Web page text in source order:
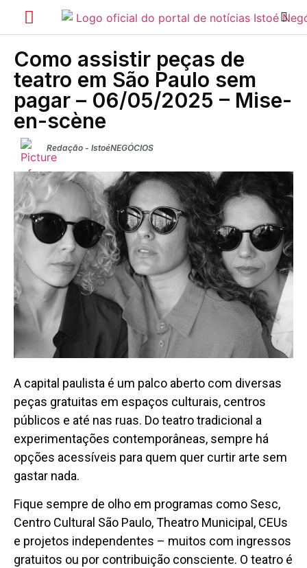
Como assistir peças de
teatro em São Paulo sem
pagar – 06/05/2025 – Mise-
en-scène
Redação - IstoéNEGÓCIOS
A capital paulista é um palco aberto com diversas
peças gratuitas em espaços culturais, centros
públicos e até nas ruas. Do teatro tradicional a
experimentações contemporâneas, sempre há
opções acessíveis para quem quer curtir arte sem
gastar nada.
Fique sempre de olho em programas como Sesc,
Centro Cultural São Paulo, Theatro Municipal, CEUs
e projetos independentes – muitos com ingressos
gratuitos ou por contribuição consciente. O teatro é